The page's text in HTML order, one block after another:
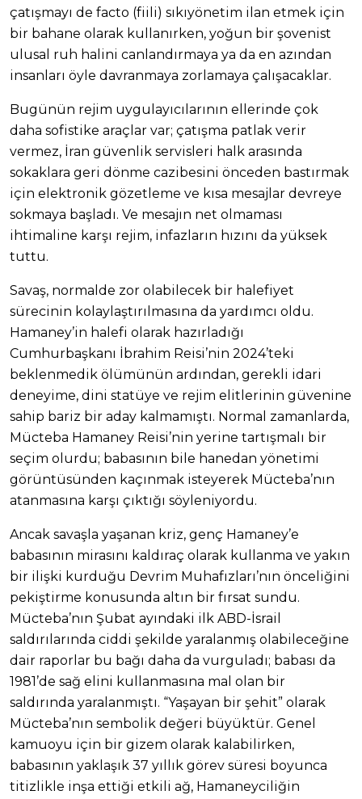
çatışmayı de facto (fiili) sıkıyönetim ilan etmek için
bir bahane olarak kullanırken, yoğun bir şovenist
ulusal ruh halini canlandırmaya ya da en azından
insanları öyle davranmaya zorlamaya çalışacaklar.
Bugünün rejim uygulayıcılarının ellerinde çok
daha sofistike araçlar var; çatışma patlak verir
vermez, İran güvenlik servisleri halk arasında
sokaklara geri dönme cazibesini önceden bastırmak
için elektronik gözetleme ve kısa mesajlar devreye
sokmaya başladı. Ve mesajın net olmaması
ihtimaline karşı rejim, infazların hızını da yüksek
tuttu.
Savaş, normalde zor olabilecek bir halefiyet
sürecinin kolaylaştırılmasına da yardımcı oldu.
Hamaney’in halefi olarak hazırladığı
Cumhurbaşkanı İbrahim Reisi’nin 2024’teki
beklenmedik ölümünün ardından, gerekli idari
deneyime, dini statüye ve rejim elitlerinin güvenine
sahip bariz bir aday kalmamıştı. Normal zamanlarda,
Mücteba Hamaney Reisi’nin yerine tartışmalı bir
seçim olurdu; babasının bile hanedan yönetimi
görüntüsünden kaçınmak isteyerek Mücteba’nın
atanmasına karşı çıktığı söyleniyordu.
Ancak savaşla yaşanan kriz, genç Hamaney’e
babasının mirasını kaldıraç olarak kullanma ve yakın
bir ilişki kurduğu Devrim Muhafızları’nın önceliğini
pekiştirme konusunda altın bir fırsat sundu.
Mücteba’nın Şubat ayındaki ilk ABD-İsrail
saldırılarında ciddi şekilde yaralanmış olabileceğine
dair raporlar bu bağı daha da vurguladı; babası da
1981’de sağ elini kullanmasına mal olan bir
saldırında yaralanmıştı. “Yaşayan bir şehit” olarak
Mücteba’nın sembolik değeri büyüktür. Genel
kamuoyu için bir gizem olarak kalabilirken,
babasının yaklaşık 37 yıllık görev süresi boyunca
titizlikle inşa ettiği etkili ağ, Hamaneyciliğin